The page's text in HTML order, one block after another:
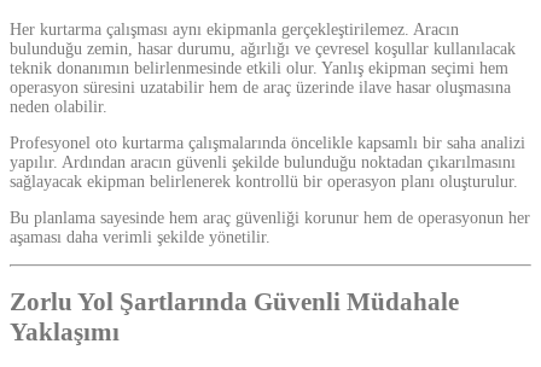
Her kurtarma çalışması aynı ekipmanla gerçekleştirilemez. Aracın
bulunduğu zemin, hasar durumu, ağırlığı ve çevresel koşullar kullanılacak
teknik donanımın belirlenmesinde etkili olur. Yanlış ekipman seçimi hem
operasyon süresini uzatabilir hem de araç üzerinde ilave hasar oluşmasına
neden olabilir.
Profesyonel oto kurtarma çalışmalarında öncelikle kapsamlı bir saha analizi
yapılır. Ardından aracın güvenli şekilde bulunduğu noktadan çıkarılmasını
sağlayacak ekipman belirlenerek kontrollü bir operasyon planı oluşturulur.
Bu planlama sayesinde hem araç güvenliği korunur hem de operasyonun her
aşaması daha verimli şekilde yönetilir.
Zorlu Yol Şartlarında Güvenli Müdahale
Yaklaşımı